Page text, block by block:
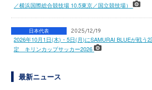
／横浜国際総合競技場 10.5東京／国立競技場）
日本代表 2025/12/19
2026年10月1日(木)・5日(月)にSAMURAI BLUEが戦う
定 キリンカップサッカー2026
最新ニュース